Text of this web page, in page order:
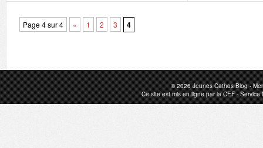
Page 4 sur 4 « 1 2 3 4
© 2026Jeunes Cathos Blog-
Ce site est mis en ligne par laCEF-Service